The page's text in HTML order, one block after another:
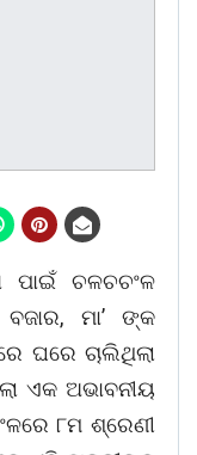
ପାଇଁ ଚଳଚଚଂଳ
ମା’ ଙ୍କ
ଘରେ ଚାଲିଥିଲା
ଏକ ଅଭାବନୀୟ
୮ମ ଶ୍ରେଣୀ